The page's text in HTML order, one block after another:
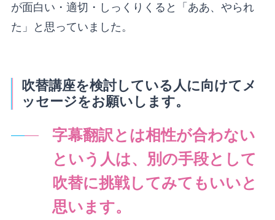
が面白い・適切・しっくりくると「ああ、やられ
た」と思っていました。
吹替講座を検討している人に向けてメ
ッセージをお願いします。
字幕翻訳とは相性が合わない
という人は、別の手段として
吹替に挑戦してみてもいいと
思います。